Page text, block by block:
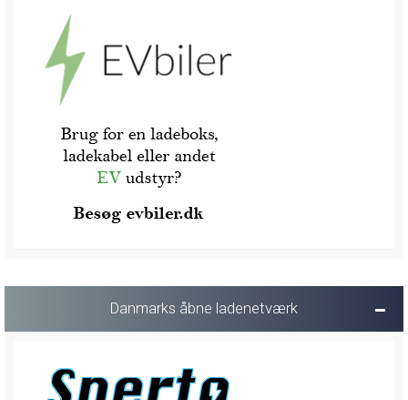
Danmarks åbne ladenetværk